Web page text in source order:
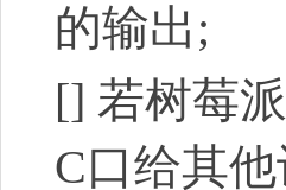
的输出;
[] 若树莓
C口给其